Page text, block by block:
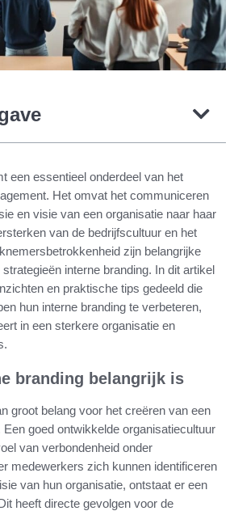
een essentieel onderdeel van het
Het omvat het communiceren
en visie van een organisatie naar haar
van de bedrijfscultuur en het
zijn belangrijke
interne branding. In dit artikel
en praktische tips gedeeld die
hun interne branding te verbeteren,
in een sterkere organisatie en
branding belangrijk is
groot belang voor het creëren van een
goed ontwikkelde organisatiecultuur
van verbondenheid onder
medewerkers zich kunnen identificeren
van hun organisatie, ontstaat er een
heeft directe gevolgen voor de